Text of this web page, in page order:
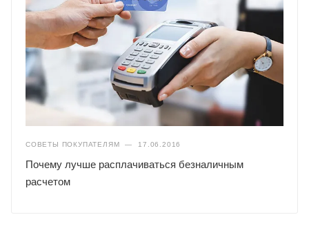
СОВЕТЫ ПОКУПАТЕЛЯМ — 17.06.2016
Почему лучше расплачиваться безналичным
расчетом